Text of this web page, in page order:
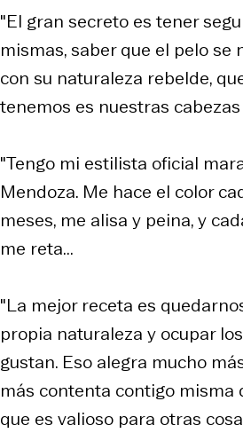
"El gran secreto es tener
mismas, saber que el pelo se
con su naturaleza rebelde,
tenemos es nuestras
"Tengo mi estilista oficial
Mendoza. Me hace el color
meses, me alisa y peina, y
me reta...
"La mejor receta es
propia naturaleza y ocupar
gustan. Eso alegra mucho
más contenta contigo misma
que es valioso para otras